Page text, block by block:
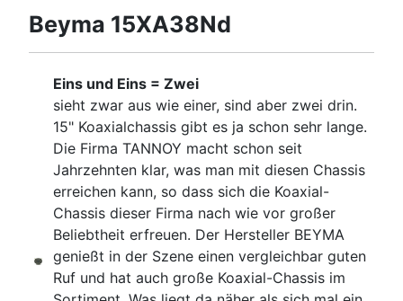
Beyma 15XA38Nd
Eins und Eins = Zwei
sieht zwar aus wie einer, sind aber zwei drin.
15" Koaxialchassis gibt es ja schon sehr lange.
Die Firma TANNOY macht schon seit
Jahrzehnten klar, was man mit diesen Chassis
erreichen kann, so dass sich die Koaxial-
Chassis dieser Firma nach wie vor großer
Beliebtheit erfreuen. Der Hersteller BEYMA
genießt in der Szene einen vergleichbar guten
Ruf und hat auch große Koaxial-Chassis im